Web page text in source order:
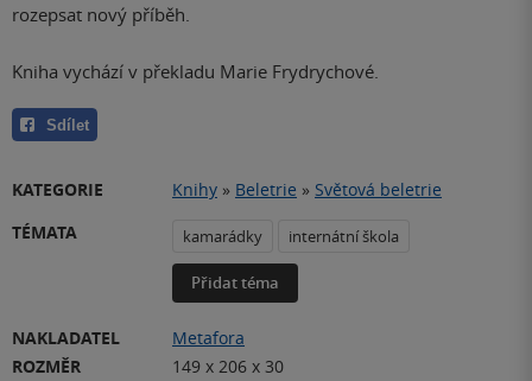
rozepsat nový příběh.
Kniha vychází v překladu Marie Frydrychové.
Sdílet
KATEGORIE Knihy » Beletrie » Světová beletrie
TÉMATA
kamarádky internátní škola
Přidat téma
NAKLADATEL
Metafora
ROZMĚR
149 x 206 x 30